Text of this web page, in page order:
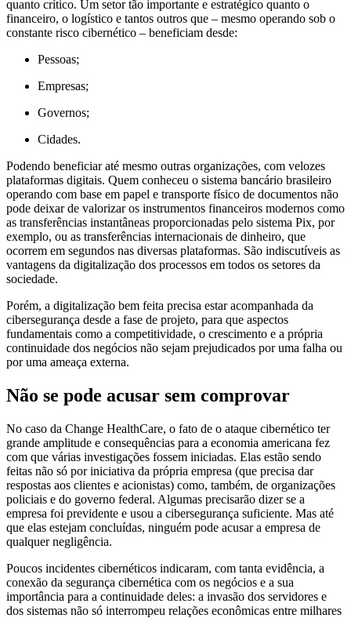
quanto crítico. Um setor tão importante e estratégico quanto o
financeiro, o logístico e tantos outros que – mesmo operando sob o
constante risco cibernético – beneficiam desde:
Pessoas;
Empresas;
Governos;
Cidades.
Podendo beneficiar até mesmo outras organizações, com velozes
plataformas digitais. Quem conheceu o sistema bancário brasileiro
operando com base em papel e transporte físico de documentos não
pode deixar de valorizar os instrumentos financeiros modernos como
as transferências instantâneas proporcionadas pelo sistema Pix, por
exemplo, ou as transferências internacionais de dinheiro, que
ocorrem em segundos nas diversas plataformas. São indiscutíveis as
vantagens da digitalização dos processos em todos os setores da
sociedade.
Porém, a digitalização bem feita precisa estar acompanhada da
cibersegurança desde a fase de projeto, para que aspectos
fundamentais como a competitividade, o crescimento e a própria
continuidade dos negócios não sejam prejudicados por uma falha ou
por uma ameaça externa.
Não se pode acusar sem comprovar​
No caso da Change HealthCare, o fato de o ataque cibernético ter
grande amplitude e consequências para a economia americana fez
com que várias investigações fossem iniciadas. Elas estão sendo
feitas não só por iniciativa da própria empresa (que precisa dar
respostas aos clientes e acionistas) como, também, de organizações
policiais e do governo federal. Algumas precisarão dizer se a
empresa foi previdente e usou a cibersegurança suficiente. Mas até
que elas estejam concluídas, ninguém pode acusar a empresa de
qualquer negligência.
Poucos incidentes cibernéticos indicaram, com tanta evidência, a
conexão da segurança cibernética com os negócios e a sua
importância para a continuidade deles: a invasão dos servidores e
dos sistemas não só interrompeu relações econômicas entre milhares